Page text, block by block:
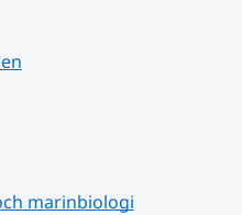
marinbiologi